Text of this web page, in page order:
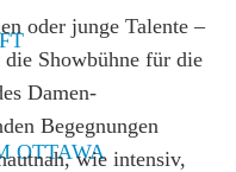
OTTAWA
oder junge Talente –
Showbühne für die
Damen-
Begegnungen
wie intensiv,